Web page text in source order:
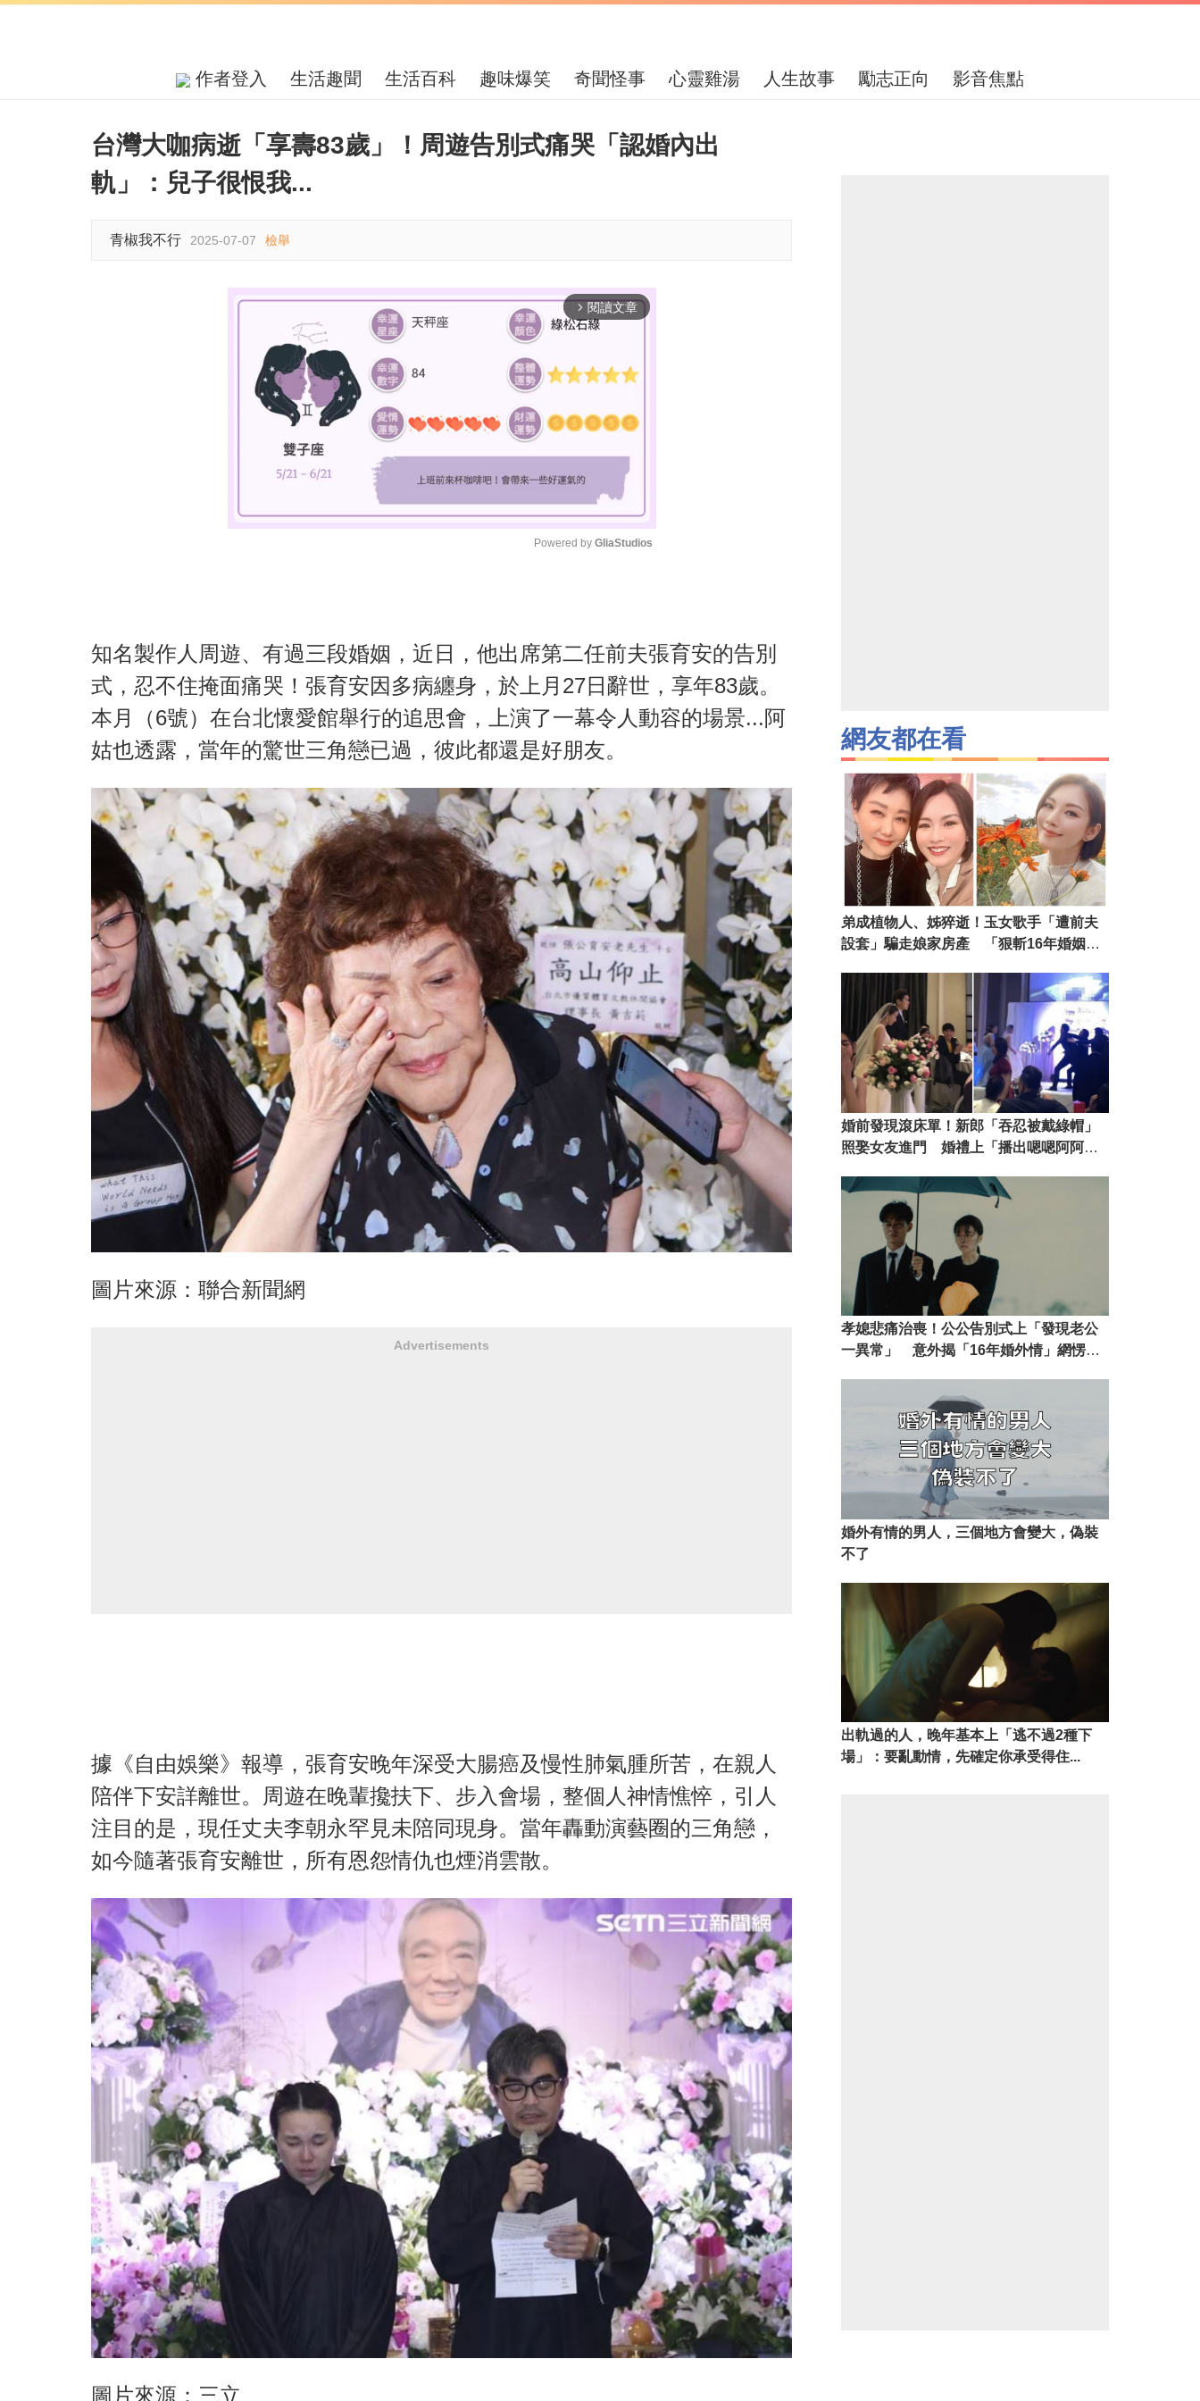
作者登入 生活趣聞 生活百科 趣味爆笑 奇聞怪事 心靈雞湯 人生故事 勵志正向 影音焦點
台灣大咖病逝「享壽83歲」！周遊告別式痛哭「認婚內出
軌」：兒子很恨我...
青椒我不行 2025-07-07 檢舉
arrow_forward_ios 閱讀文章
t
e
Powered by GliaStudios
知名製作人周遊、有過三段婚姻，近日，他出席第二任前夫張育安的告別
式，忍不住掩面痛哭！張育安因多病纏身，於上月27日辭世，享年83歲。
本月（6號）在台北懷愛館舉行的追思會，上演了一幕令人動容的場景...阿
姑也透露，當年的驚世三角戀已過，彼此都還是好朋友。
圖片來源：聯合新聞網
Advertisements
據《自由娛樂》報導，張育安晚年深受大腸癌及慢性肺氣腫所苦，在親人
陪伴下安詳離世。周遊在晚輩攙扶下、步入會場，整個人神情憔悴，引人
注目的是，現任丈夫李朝永罕見未陪同現身。當年轟動演藝圈的三角戀，
如今隨著張育安離世，所有恩怨情仇也煙消雲散。
圖片來源：三立
網友都在看
弟成植物人、姊猝逝！玉女歌手「遭前夫
設套」騙走娘家房產 「狠斬16年婚姻」
婚前發現滾床單！新郎「吞忍被戴綠帽」
照娶女友進門 婚禮上「播出嗯嗯阿阿」
孝媳悲痛治喪！公公告別式上「發現老公
一異常」 意外揭「16年婚外情」網愣：
婚外有情的男人，三個地方會變大，偽裝
不了
出軌過的人，晚年基本上「逃不過2種下
場」：要亂動情，先確定你承受得住...